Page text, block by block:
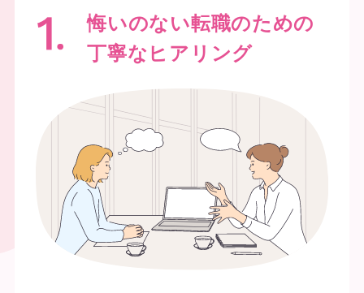
悔いのない転職のための
丁寧なヒアリング